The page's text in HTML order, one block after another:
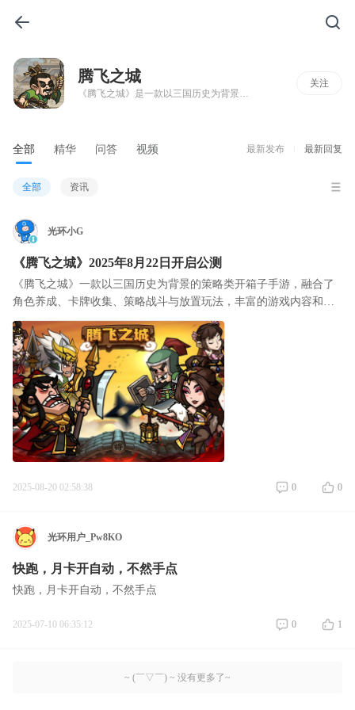
腾飞之城
《腾飞之城》是一款以三国历史为背景的策略类开箱子手游，融合了角色养成、卡牌收集、策略战斗与放置玩法，丰富的游戏内容和创新的系统设计。玩家将扮演三国时期的领主、军师或军阀，通过招募名将、发展城池、组建军团，逐步扩张势力，最终实现统一天下的目标。
关注
全部 精华 问答 视频 最新发布 最新回复
全部 资讯
光环小G
《腾飞之城》2025年8月22日开启公测
《腾飞之城》一款以三国历史为背景的策略类开箱子手游，融合了
角色养成、卡牌收集、策略战斗与放置玩法，丰富的游戏内容和创
新的系统设计。玩家将扮演三国时期的领主、军师或军阀，通过招
募名将、发展城池、组建军团
2025-08-20 02:58:38 0 0
光环用户_Pw8KO
快跑，月卡开自动，不然手点
快跑，月卡开自动，不然手点
2025-07-10 06:35:12 0 1
~ (￣▽￣) ~ 没有更多了~